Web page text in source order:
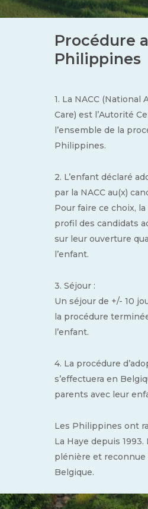
Procédure
Philippines
1. La NACC (National
Care) est l’Autorité
l’ensemble de la
Philippines.
2. L’enfant déclaré
par la NACC au(x)
Pour faire ce choix,
profil des candidats
sur leur ouverture
l’enfant.
3. Séjour :
Un séjour de +/- 10
la procédure
l’enfant.
4. La procédure
s’effectuera en
parents avec leur
Les Philippines ont
La Haye depuis 1993.
plénière et
Belgique.